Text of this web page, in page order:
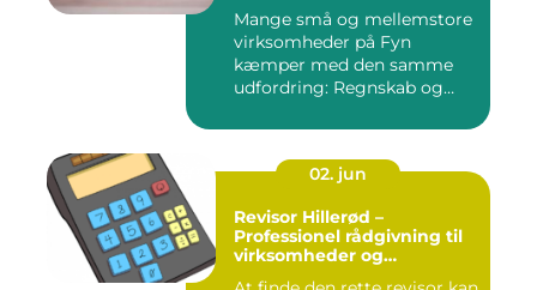
Mange små og mellemstore
virksomheder på Fyn
kæmper med den samme
udfordring: Regnskab og
02. jun
Revisor Hillerød –
Professionel rådgivning til
virksomheder og